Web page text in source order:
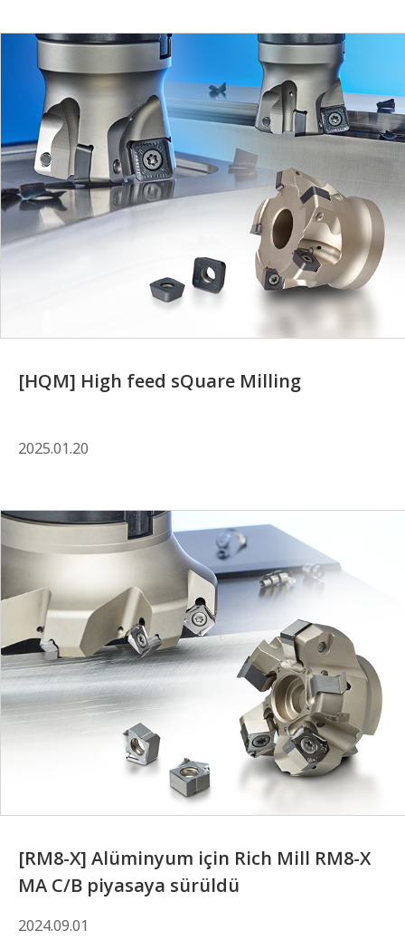
[HQM] High feed sQuare Milling
2025.01.20
[RM8-X] Alüminyum için Rich Mill RM8-X
MA C/B piyasaya sürüldü
2024.09.01